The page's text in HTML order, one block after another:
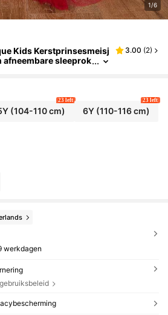
1/6
Kids Kerstprinsesmeisj
afneembare sleeprok
3.00 (2)
(104-110 cm)
23 left
6Y(110-116 cm)
23 left
werkdagen